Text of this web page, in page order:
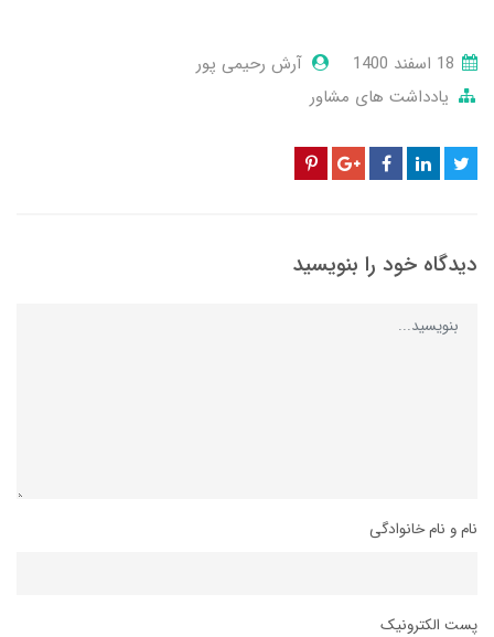
آرش رحیمی پور
یادداشت های مشاور
دیدگاه خود را بنویسید
نام و نام خانوادگی
پست الکترونیک